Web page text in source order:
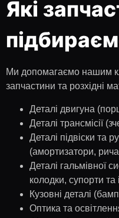
Які
Ми допомагаємо нашим
запчастини та розхідні
Деталі двигуна
Деталі трансмісії
Деталі підвіски та
(амортизатори,
Деталі гальмівної
колодки, супорти та
Кузовні деталі
Оптика та